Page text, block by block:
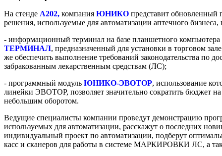
На стенде А202, компания ЮНИКО представит обновленный
решения, используемые для автоматизации аптечного бизнеса,
- информационный терминал на базе планшетного
ТЕРМИНАЛ, предназначенный для установки в торговом
же обеспечить выполнение требований законодательства
забракованным лекарственным средствам (ЛС);
- программный модуль ЮНИКО-ЭВОТОР, использование
линейки ЭВОТОР, позволяет значительно сократить бюджет
небольшим оборотом.
Ведущие специалисты компании проведут демонстрацию
используемых для автоматизации, расскажут о последних
индивидуальный проект по автоматизации, подберут
касс и сканеров для работы в системе МАРКИРОВКИ ЛС, а